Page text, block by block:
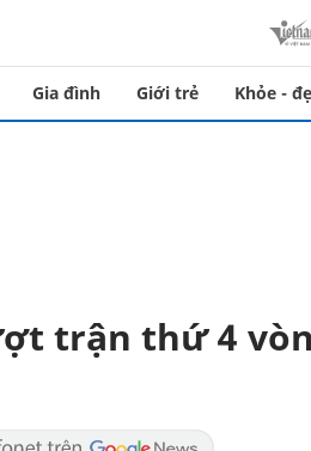
Gia đình Giới trẻ Khỏe -
trận thứ 4